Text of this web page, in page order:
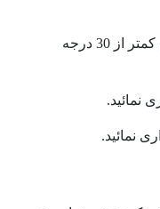
قرص را دور از نور، رطوبت و در دمای کمتر از 30 درجه
نمائید.
نمائید.